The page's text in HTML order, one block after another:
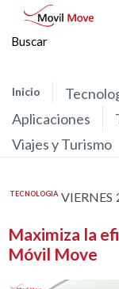
Inicio
Aplicaciones
Viajes y Turismo
TECNOLOGIA VIERNES
Maximiza la
Móvil Move